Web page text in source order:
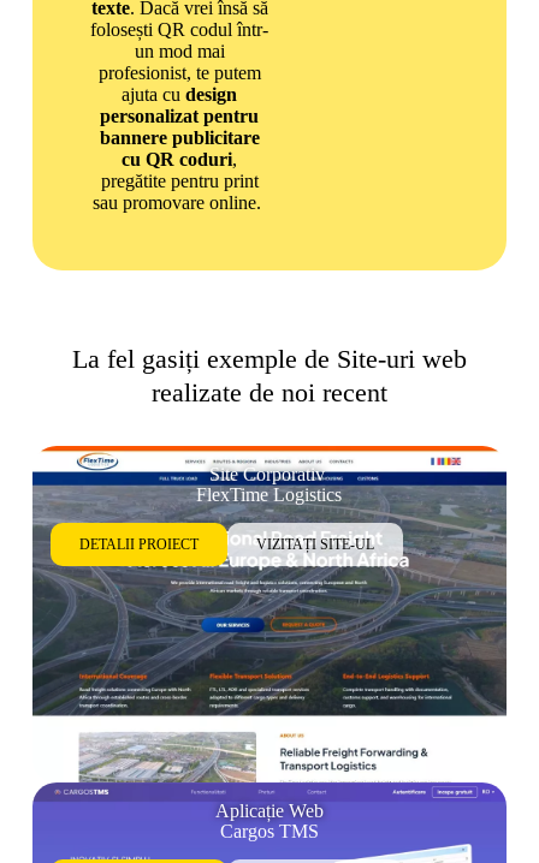
texte. Dacă vrei însă să
folosești QR codul într-
un mod mai
profesionist, te putem
ajuta cudesign
personalizat pentru
bannere publicitare
cu QR coduri,
pregătite pentru print
sau promovare online.
La fel gasiți exemple de Site-uri web
realizate de noi recent
Site Corporativ
FlexTime Logistics
DETALII PROIECT VIZITAȚI SITE-UL
Aplicație Web
Cargos TMS